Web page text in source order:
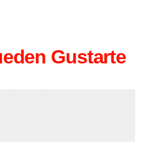
Gustarte